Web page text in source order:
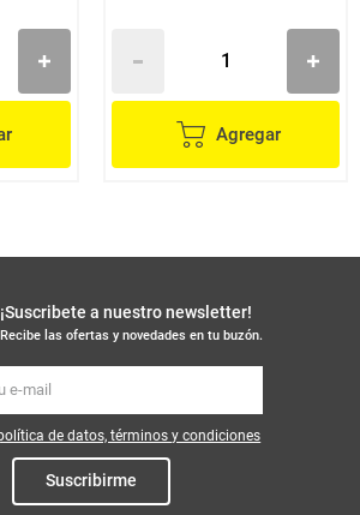
Agregar
¡Suscribete a nuestro newsletter!
Recibe las ofertas y novedades en tu buzón.
de datos, términos y condiciones
Suscribirme